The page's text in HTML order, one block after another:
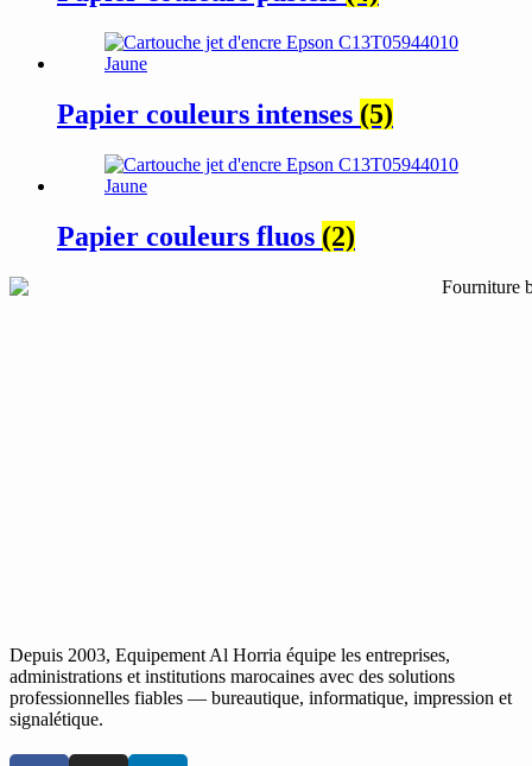
Papier couleurs intenses (5)
Papier couleurs fluos (2)
Depuis 2003, Equipement Al Horria équipe les entreprises,
administrations et institutions marocaines avec des solutions
professionnelles fiables — bureautique, informatique, impression et
signalétique.